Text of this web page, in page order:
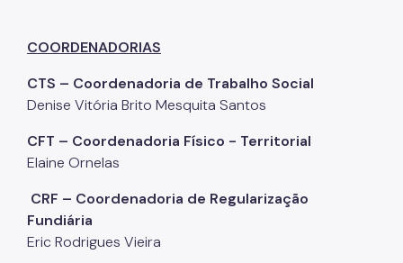
COORDENADORIAS
CTS – Coordenadoria de Trabalho Social
Denise Vitória Brito Mesquita Santos
CFT – Coordenadoria Físico - Territorial
Elaine Ornelas
CRF – Coordenadoria de Regularização
Fundiária
Eric Rodrigues Vieira